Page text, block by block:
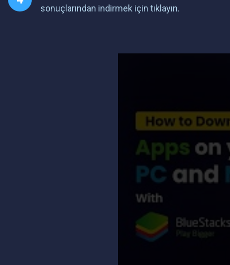
sonuçlarından indirmek için tıklayın.